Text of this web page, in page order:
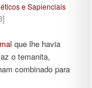
e Sapienciais
mal que lhe havia
o temanita,
combinado para